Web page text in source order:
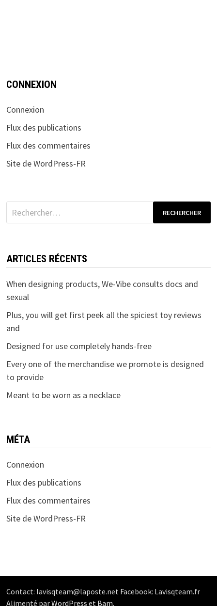
CONNEXION
Connexion
Flux des publications
Flux des commentaires
Site de WordPress-FR
Rechercher :
ARTICLES RÉCENTS
When designing products, We-Vibe consults docs and
sexual
Plus, you will get first peek all the spiciest toy reviews
and
Designed for use completely hands-free
Every one of the merchandise we promote is designed
to provide
Meant to be worn as a necklace
MÉTA
Connexion
Flux des publications
Flux des commentaires
Site de WordPress-FR
Contact: lavisqteam@laposte.net Facebook: Lavisqteam.fr
Alimenté parWordPress et Bam.